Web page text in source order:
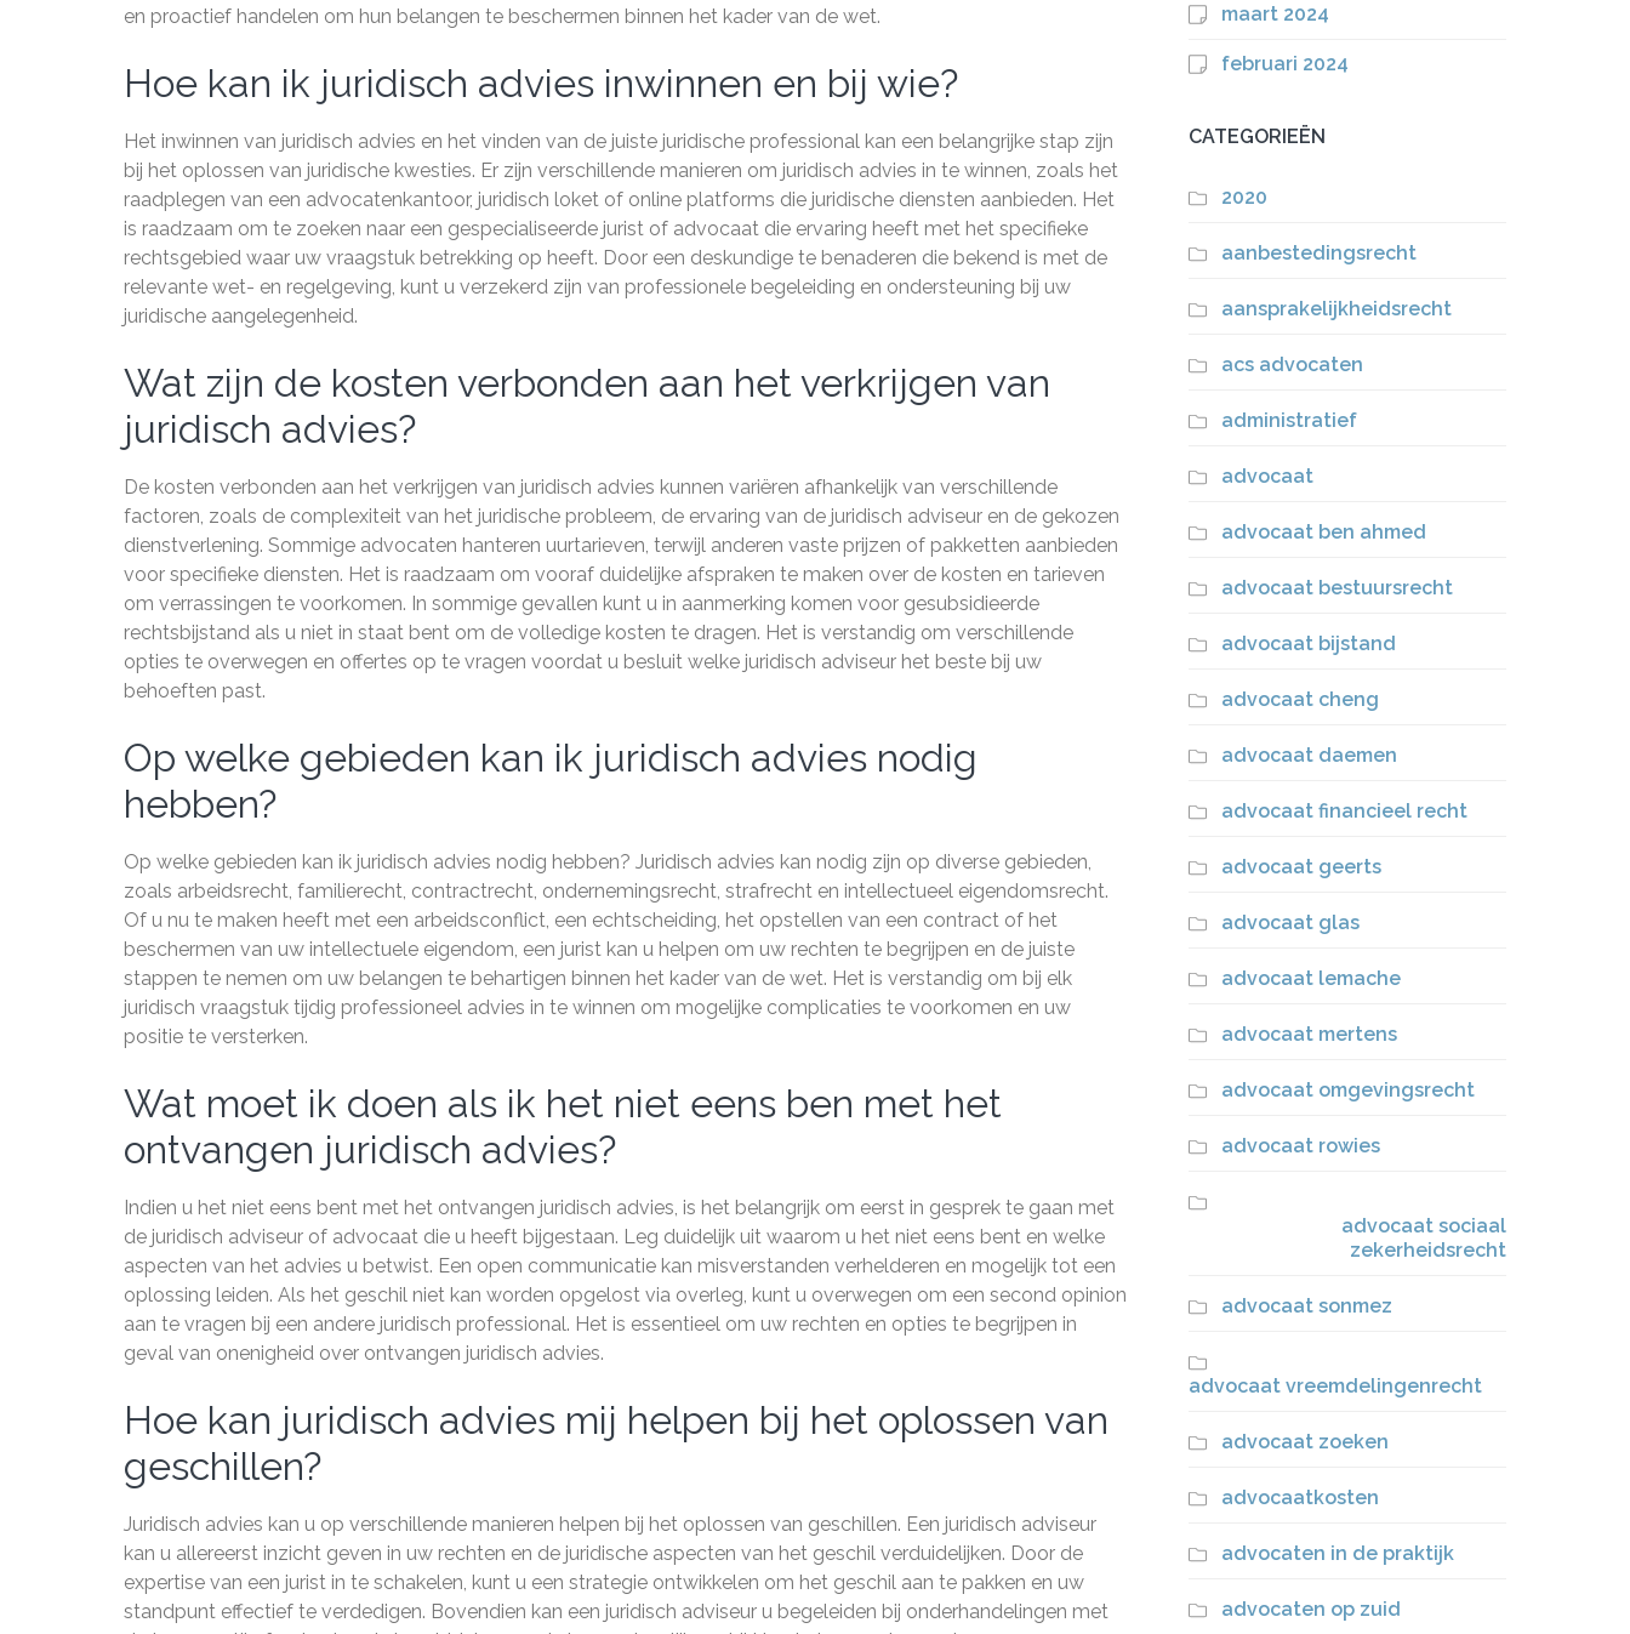
en proactief handelen om hun belangen te beschermen binnen het kader van de wet.
Hoe kan ik juridisch advies inwinnen en bij wie?
Het inwinnen van juridisch advies en het vinden van de juiste juridische professional kan een belangrijke stap zijn
bij het oplossen van juridische kwesties. Er zijn verschillende manieren om juridisch advies in te winnen, zoals het
raadplegen van een advocatenkantoor, juridisch loket of online platforms die juridische diensten aanbieden. Het
is raadzaam om te zoeken naar een gespecialiseerde jurist of advocaat die ervaring heeft met het specifieke
rechtsgebied waar uw vraagstuk betrekking op heeft. Door een deskundige te benaderen die bekend is met de
relevante wet- en regelgeving, kunt u verzekerd zijn van professionele begeleiding en ondersteuning bij uw
juridische aangelegenheid.
Wat zijn de kosten verbonden aan het verkrijgen van
juridisch advies?
De kosten verbonden aan het verkrijgen van juridisch advies kunnen variëren afhankelijk van verschillende
factoren, zoals de complexiteit van het juridische probleem, de ervaring van de juridisch adviseur en de gekozen
dienstverlening. Sommige advocaten hanteren uurtarieven, terwijl anderen vaste prijzen of pakketten aanbieden
voor specifieke diensten. Het is raadzaam om vooraf duidelijke afspraken te maken over de kosten en tarieven
om verrassingen te voorkomen. In sommige gevallen kunt u in aanmerking komen voor gesubsidieerde
rechtsbijstand als u niet in staat bent om de volledige kosten te dragen. Het is verstandig om verschillende
opties te overwegen en offertes op te vragen voordat u besluit welke juridisch adviseur het beste bij uw
behoeften past.
Op welke gebieden kan ik juridisch advies nodig
hebben?
Op welke gebieden kan ik juridisch advies nodig hebben? Juridisch advies kan nodig zijn op diverse gebieden,
zoals arbeidsrecht, familierecht, contractrecht, ondernemingsrecht, strafrecht en intellectueel eigendomsrecht.
Of u nu te maken heeft met een arbeidsconflict, een echtscheiding, het opstellen van een contract of het
beschermen van uw intellectuele eigendom, een jurist kan u helpen om uw rechten te begrijpen en de juiste
stappen te nemen om uw belangen te behartigen binnen het kader van de wet. Het is verstandig om bij elk
juridisch vraagstuk tijdig professioneel advies in te winnen om mogelijke complicaties te voorkomen en uw
positie te versterken.
Wat moet ik doen als ik het niet eens ben met het
ontvangen juridisch advies?
Indien u het niet eens bent met het ontvangen juridisch advies, is het belangrijk om eerst in gesprek te gaan met
de juridisch adviseur of advocaat die u heeft bijgestaan. Leg duidelijk uit waarom u het niet eens bent en welke
aspecten van het advies u betwist. Een open communicatie kan misverstanden verhelderen en mogelijk tot een
oplossing leiden. Als het geschil niet kan worden opgelost via overleg, kunt u overwegen om een second opinion
aan te vragen bij een andere juridisch professional. Het is essentieel om uw rechten en opties te begrijpen in
geval van onenigheid over ontvangen juridisch advies.
Hoe kan juridisch advies mij helpen bij het oplossen van
geschillen?
Juridisch advies kan u op verschillende manieren helpen bij het oplossen van geschillen. Een juridisch adviseur
kan u allereerst inzicht geven in uw rechten en de juridische aspecten van het geschil verduidelijken. Door de
expertise van een jurist in te schakelen, kunt u een strategie ontwikkelen om het geschil aan te pakken en uw
standpunt effectief te verdedigen. Bovendien kan een juridisch adviseur u begeleiden bij onderhandelingen met
maart 2024
februari 2024
CATEGORIEËN
2020
aanbestedingsrecht
aansprakelijkheidsrecht
acs advocaten
administratief
advocaat
advocaat ben ahmed
advocaat bestuursrecht
advocaat bijstand
advocaat cheng
advocaat daemen
advocaat financieel recht
advocaat geerts
advocaat glas
advocaat lemache
advocaat mertens
advocaat omgevingsrecht
advocaat rowies
advocaat sociaal
zekerheidsrecht
advocaat sonmez
advocaat vreemdelingenrecht
advocaat zoeken
advocaatkosten
advocaten in de praktijk
advocaten op zuid